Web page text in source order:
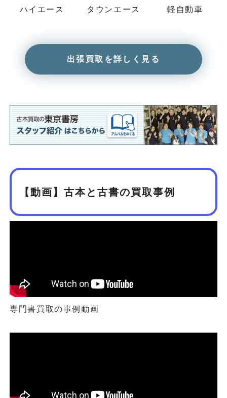
ハイエース タウンエース 軽自動車
出張買取を詳しく見る
【動画】古本と古書の買取事例
専門書買取の事例動画